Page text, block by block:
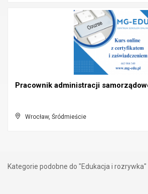
Pracownik administracji
Wrocław, Śródmieście
Kategorie podobne do "Edukacja i rozrywka"